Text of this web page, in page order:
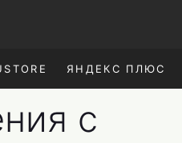
ЯНДЕКС ПЛЮС
с